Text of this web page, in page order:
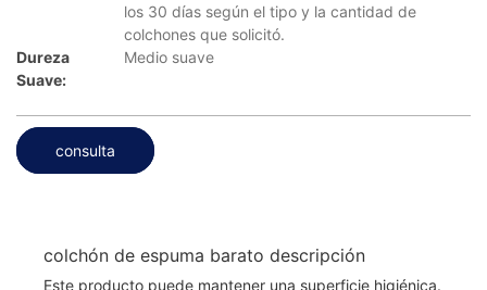
los 30 días según el tipo y la cantidad de
colchones que solicitó.
Dureza
Suave:
Medio suave
consulta
colchón de espuma barato descripción
Este producto puede mantener una superficie higiénica.